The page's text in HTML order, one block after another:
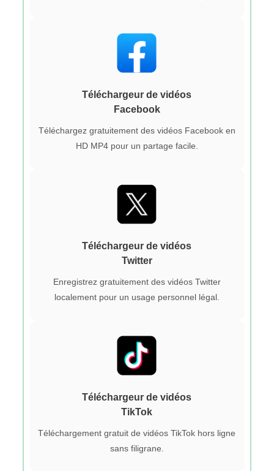
Téléchargeur de vidéos
Facebook
Téléchargez gratuitement des vidéos Facebook en
HD MP4 pour un partage facile.
Téléchargeur de vidéos
Twitter
Enregistrez gratuitement des vidéos Twitter
localement pour un usage personnel légal.
Téléchargeur de vidéos
TikTok
Téléchargement gratuit de vidéos TikTok hors ligne
sans filigrane.